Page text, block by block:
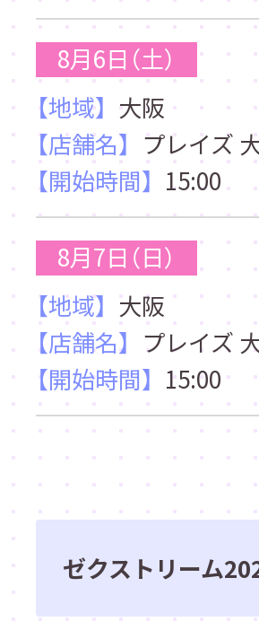
8月6日（土）
【地域】 大阪
【店舗名】 プレイズ
【開始時間】 15:00
8月7日（日）
【地域】 大阪
【店舗名】 プレイズ
【開始時間】 15:00
ゼクストリーム